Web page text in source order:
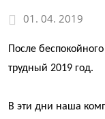
01. 04. 2019
После
трудный 2019 год.
В эти дни наша